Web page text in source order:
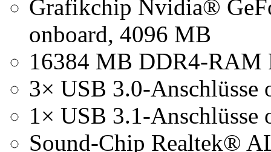
Grafikchip Nvidia®
onboard, 4096 MB
16384 MB DDR4-RAM
3× USB 3.0-Anschlüsse
1× USB 3.1-Anschlüsse
Sound-Chip Realtek®